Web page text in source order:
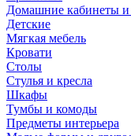
Домашние кабинеты и
Детские
Мягкая мебель
Кровати
Столы
Стулья и кресла
Шкафы
Тумбы и комоды
Предметы интерьера